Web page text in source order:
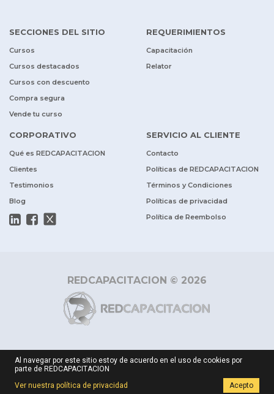
SECCIONES DEL SITIO
Cursos
Cursos destacados
Cursos con descuento
Compra segura
Vende tu curso
REQUERIMIENTOS
Capacitación
Relator
CORPORATIVO
Qué es REDCAPACITACION
Clientes
Testimonios
Blog
SERVICIO AL CLIENTE
Contacto
Políticas de REDCAPACITACION
Términos y Condiciones
Políticas de privacidad
Política de Reembolso
REDCAPACITACION © 2026
Al navegar por este sitio estoy de acuerdo en el uso de cookies por
parte de REDCAPACITACION
Ver nuestra política de privacidad
Acepto